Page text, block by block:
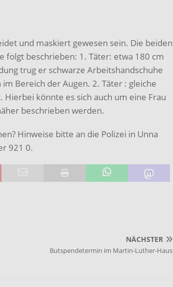
und maskiert gewesen sein. Die beiden
beschrieben: 1. Täter: etwa 180 cm
trug er schwarze Arbeitshandschuhe
Bereich der Augen. 2. Täter : gleiche
könnte es sich auch um eine Frau
beschrieben werden.
Hinweise bitte an die Polizei in Unna
921 0.
NÄCHSTER
Butspendetermin im Martin-Luther-Haus